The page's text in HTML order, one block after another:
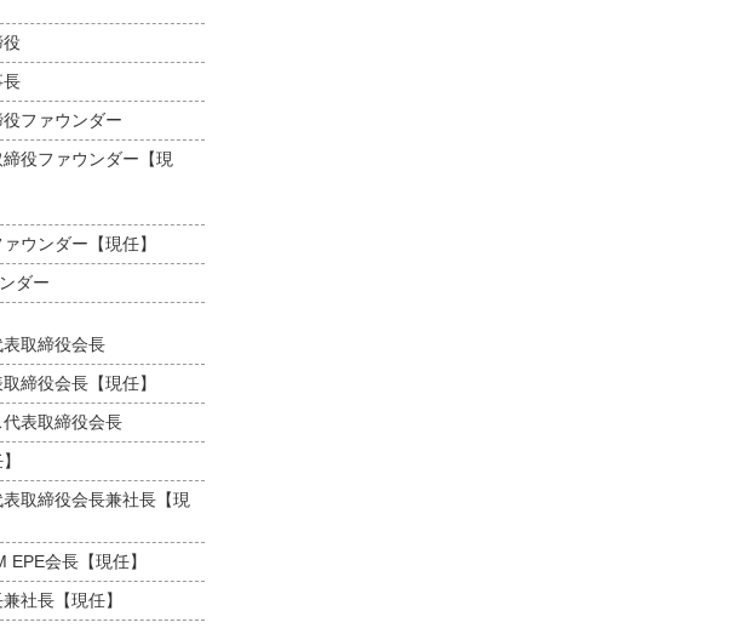
役
長
ファウンダー
役ファウンダー【現
ウンダー【現任】
ダー
取締役会長
締役会長【現任】
表取締役会長
取締役会長兼社長【現
会長【現任】
社長【現任】